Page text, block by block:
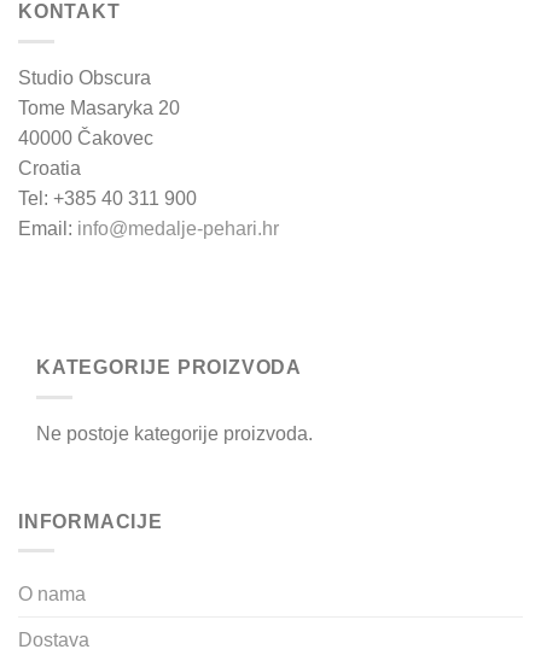
KONTAKT
Studio Obscura
Tome Masaryka 20
40000 Čakovec
Croatia
Tel: +385 40 311 900
Email: info@medalje-pehari.hr
KATEGORIJE PROIZVODA
Ne postoje kategorije proizvoda.
INFORMACIJE
O nama
Dostava